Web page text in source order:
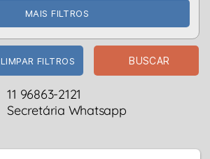
MAIS FILTROS
LIMPAR FILTROS BUSCAR
11 96863-2121
Secretária Whatsapp